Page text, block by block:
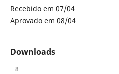
Recebido em 07/04
Aprovado em 08/04
Downloads